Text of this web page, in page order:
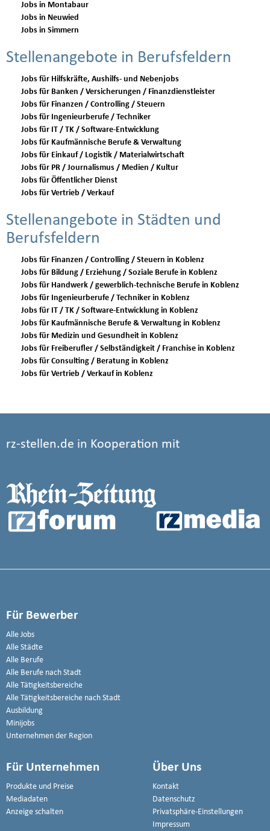
Jobs in Montabaur
Jobs in Neuwied
Jobs in Simmern
Stellenangebote in Berufsfeldern
Jobs für Hilfskräfte, Aushilfs- und Nebenjobs
Jobs für Banken / Versicherungen / Finanzdienstleister
Jobs für Finanzen / Controlling / Steuern
Jobs für Ingenieurberufe / Techniker
Jobs für IT / TK / Software-Entwicklung
Jobs für Kaufmännische Berufe & Verwaltung
Jobs für Einkauf / Logistik / Materialwirtschaft
Jobs für PR / Journalismus / Medien / Kultur
Jobs für Öffentlicher Dienst
Jobs für Vertrieb / Verkauf
Stellenangebote in Städten und
Berufsfeldern
Jobs für Finanzen / Controlling / Steuern in Koblenz
Jobs für Bildung / Erziehung / Soziale Berufe in Koblenz
Jobs für Handwerk / gewerblich-technische Berufe in Koblenz
Jobs für Ingenieurberufe / Techniker in Koblenz
Jobs für IT / TK / Software-Entwicklung in Koblenz
Jobs für Kaufmännische Berufe & Verwaltung in Koblenz
Jobs für Medizin und Gesundheit in Koblenz
Jobs für Freiberufler / Selbständigkeit / Franchise in Koblenz
Jobs für Consulting / Beratung in Koblenz
Jobs für Vertrieb / Verkauf in Koblenz
rz-stellen.de in Kooperation mit
Für Bewerber
Alle Jobs
Alle Städte
Alle Berufe
Alle Berufe nach Stadt
Alle Tätigkeitsbereiche
Alle Tätigkeitsbereiche nach Stadt
Ausbildung
Minijobs
Unternehmen der Region
Für Unternehmen
Produkte und Preise
Mediadaten
Anzeige schalten
Über Uns
Kontakt
Datenschutz
Privatsphäre-Einstellungen
Impressum